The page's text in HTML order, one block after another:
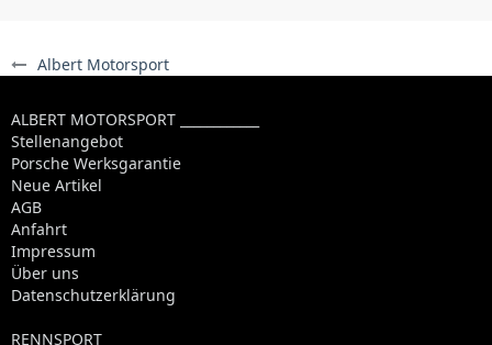
Albert Motorsport
ALBERT MOTORSPORT ____________
Stellenangebot
Porsche Werksgarantie
Neue Artikel
AGB
Anfahrt
Impressum
Über uns
Datenschutzerklärung
RENNSPORT ____________________